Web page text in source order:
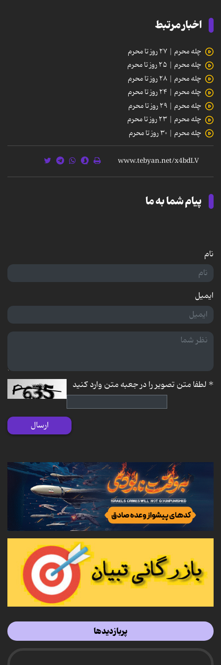
اخبار مرتبط
چله محرم | ۲۷ روز تا محرم
چله محرم | ۲۵ روز تا محرم
چله محرم | ۲۸ روز تا محرم
چله محرم | ۲۴ روز تا محرم
چله محرم | ۲۹ روز تا محرم
چله محرم | ۲۳ روز تا محرم
چله محرم | ۳۰ روز تا محرم
پیام شما به ما
نام
ایمیل
*لطفا متن تصویر را در جعبه متن وارد کنید
ارسال
پربازدیدها